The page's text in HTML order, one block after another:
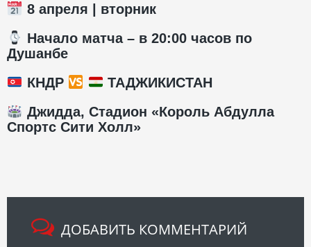
8 апреля | вторник
️ Начало матча – в 20:00 часов по
Душанбе
КНДР
ТАДЖИКИСТАН
Джидда, Стадион «Король Абдулла
Спортс Сити Холл»
ДОБАВИТЬ КОММЕНТАРИЙ